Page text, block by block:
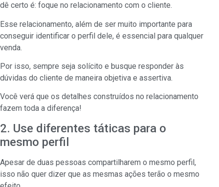
dê certo é: foque no relacionamento com o cliente.
Esse relacionamento, além de ser muito importante para
conseguir identificar o perfil dele, é essencial para qualquer
venda.
Por isso, sempre seja solícito e busque responder às
dúvidas do cliente de maneira objetiva e assertiva.
Você verá que os detalhes construídos no relacionamento
fazem toda a diferença!
2. Use diferentes táticas para o
mesmo perfil
Apesar de duas pessoas compartilharem o mesmo perfil,
isso não quer dizer que as mesmas ações terão o mesmo